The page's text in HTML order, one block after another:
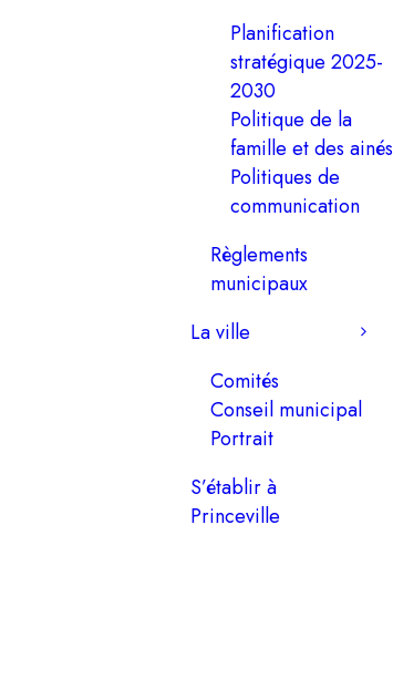
Planification
stratégique 2025-
2030
Politique de la
famille et des ainés
Politiques de
communication
Règlements
municipaux
La ville
Comités
Conseil municipal
Portrait
S’établir à
Princeville